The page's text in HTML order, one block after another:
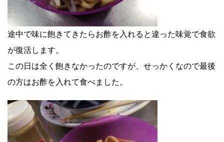
途中で味に飽きてきたらお酢を入れると違った味覚で食欲
が復活します。
この日は全く飽きなかったのですが、せっかくなので最後
の方はお酢を入れて食べました。